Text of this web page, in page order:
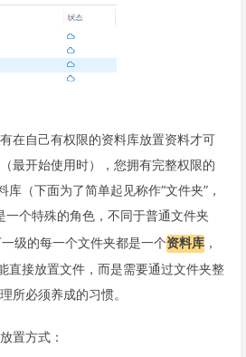
有在自己有权限的资料库放置资料才可
最开始使用时），您拥有完整权限的
库（下面为了简单起见称作“文件夹”，
一个特殊的角色，不同于普通文件夹
一级的每一个文件夹都是一个资料库 ，
直接放置文件，而是需要通过文件夹整
所必须养成的习惯。
置方式：